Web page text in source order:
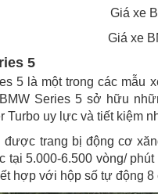
Giá xe
Giá xe
5
5 là một trong các mẫu
Series 5 sở hữu
Turbo uy lực và tiết kiệm
được trang bị động cơ
tại 5.000-6.500 vòng/
hợp với hộp số tự động 8